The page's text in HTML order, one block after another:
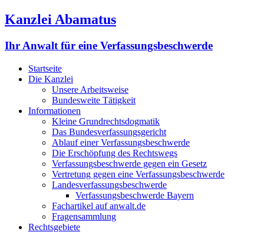
Kanzlei Abamatus
Ihr Anwalt für eine Verfassungsbeschwerde
Startseite
Die Kanzlei
Unsere Arbeitsweise
Bundesweite Tätigkeit
Informationen
Kleine Grundrechtsdogmatik
Das Bundesverfassungsgericht
Ablauf einer Verfassungsbeschwerde
Die Erschöpfung des Rechtswegs
Verfassungsbeschwerde gegen ein Gesetz
Vertretung gegen eine Verfassungsbeschwerde
Landesverfassungsbeschwerde
Verfassungsbeschwerde Bayern
Fachartikel auf anwalt.de
Fragensammlung
Rechtsgebiete